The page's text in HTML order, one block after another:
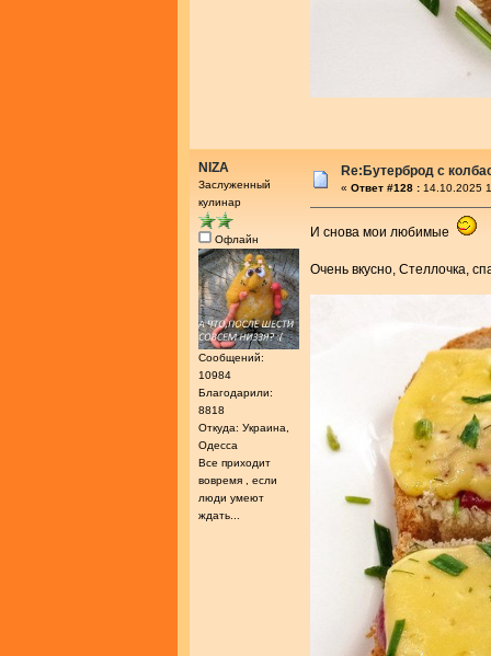
NIZA
Заслуженный
кулинар
Офлайн
Сообщений:
10984
Благодарили:
8818
Откуда: Украина,
Одесса
Все приходит
вовремя , если
люди умеют
ждать...
Re:Бутерброд с
« Ответ #128 : 14.10.2025
И снова мои любимые
Очень вкусно, Стеллочка,